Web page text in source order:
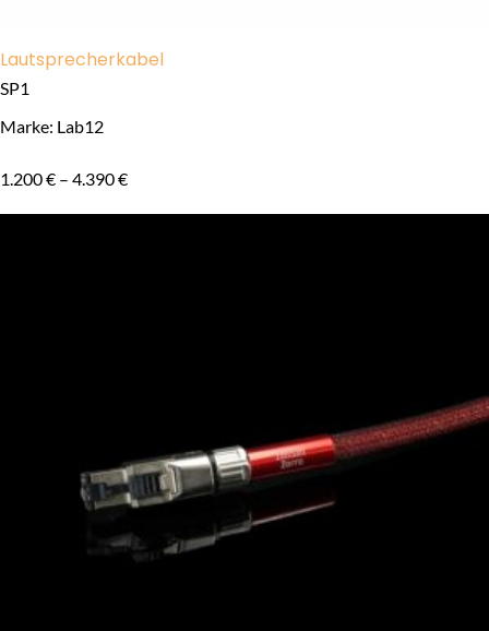
Lautsprecherkabel
SP1
Marke: Lab12
1.200€ – 4.390€